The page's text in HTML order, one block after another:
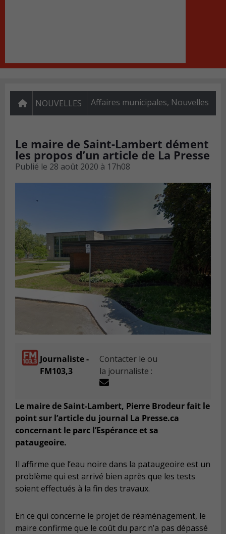
NOUVELLES Affaires municipales, Nouvelles
Le maire de Saint-Lambert dément
les propos d’un article de La Presse
Publié le 28 août 2020 à 17h08
Journaliste -
FM103,3
Contacter le ou
la journaliste :
Le maire de Saint-Lambert, Pierre Brodeur fait le
point sur l’article du journal La Presse.ca
concernant le parc l’Espérance et sa
pataugeoire.
Il affirme que l’eau noire dans la pataugeoire est un
problème qui est arrivé bien après que les tests
soient effectués à la fin des travaux.
En ce qui concerne le projet de réaménagement, le
maire confirme que le coût du parc n’a pas dépassé